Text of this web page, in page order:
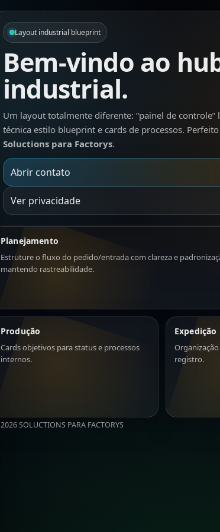
Layout industrial blueprint
Bem-vindo ao
industrial.
Um layout totalmente diferente: “painel de controle”
técnica estilo blueprint e cards de processos.
Soluctions para Factorys.
Abrir contato
Ver privacidade
Planejamento
Estruture o fluxo do pedido/entrada com clareza e
mantendo rastreabilidade.
Produção
Cards objetivos para status e processos
internos.
Expedição
registro.
2026SOLUCTIONS PARA FACTORYS